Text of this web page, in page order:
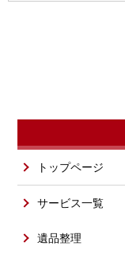
トップページ
サービス一覧
遺品整理